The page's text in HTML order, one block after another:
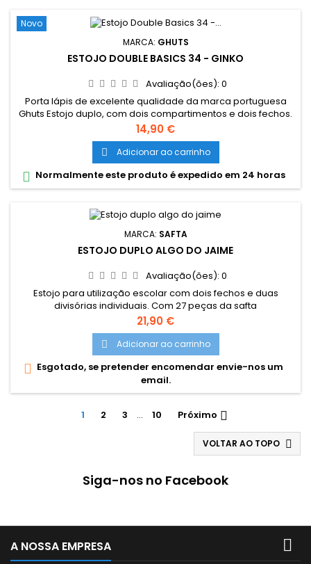
Novo
MARCA: GHUTS
ESTOJO DOUBLE BASICS 34 - GINKO
Avaliação(ões): 0
Porta lápis de excelente qualidade da marca portuguesa
Ghuts Estojo duplo, com dois compartimentos e dois fechos.
Dimensões: 20,5 x 9,5 x 8 cm Características: Polyester 600D;
Fechos e cursor certificados YKK
Preço
14,90 €
 Adicionar ao carrinho
 Normalmente este produto é expedido em 24 horas
MARCA: SAFTA
ESTOJO DUPLO ALGO DO JAIME
Avaliação(ões): 0
Estojo para utilização escolar com dois fechos e duas
divisórias individuais. Com 27 peças da safta
Dimensões: 125x40x195 mm
Preço
21,90 €
 Adicionar ao carrinho
 Esgotado, se pretender encomendar envie-nos um
email.
1 2 3 … 10 Próximo 
VOLTAR AO TOPO 
Siga-nos no Facebook
A NOSSA EMPRESA 